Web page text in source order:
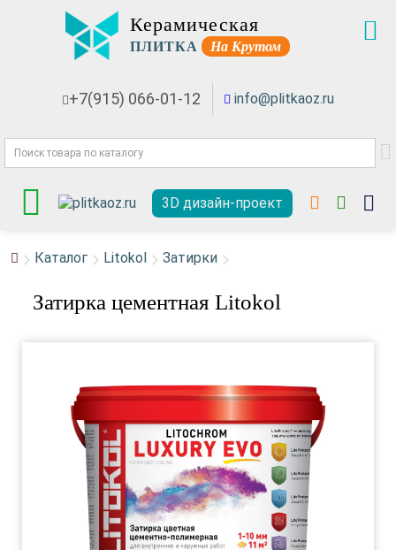
Керамическая
ПЛИТКА На Крутом
+7(915) 066-01-12 info@plitkaoz.ru
3D дизайн-проект
Каталог Litokol Затирки
Затирка цементная Litokol